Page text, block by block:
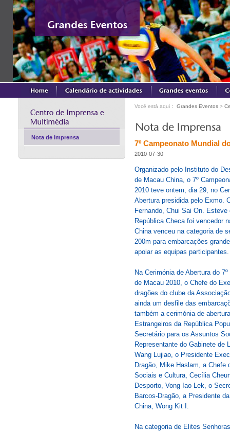
Nota de Imprensa
Você está aqui： Grandes Eventos >
7º Campeonato Mundial
2010-07-30
Organizado pelo Instituto do
de Macau China, o 7º
2010 teve ontem, dia 29, no
Abertura presidida pelo Exmo.
Fernando, Chui Sai On.
República Checa foi vencedor
China venceu na categoria de
200m para embarcações
apoiar as equipas participantes.
Na Cerimónia de Abertura do
de Macau 2010, o Chefe do
dragões do clube da
ainda um desfile das
também a cerimónia de
Estrangeiros da República
Secretário para os Assuntos
Representante do Gabinete de
Wang Lujiao, o Presidente
Dragão, Mike Haslam, a Chefe
Sociais e Cultura, Cecília
Desporto, Vong Iao Lek, o
Barcos-Dragão, a Presidente
China, Wong Kit I.
Na categoria de Elites